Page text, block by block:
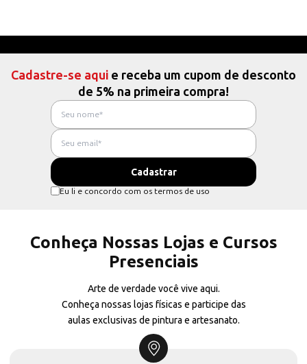
Cadastre-se aqui e receba um cupom de desconto
de 5% na primeira compra!
Eu li e concordo com os termos de uso
Conheça Nossas Lojas e Cursos
Presenciais
Arte de verdade você vive aqui.
Conheça nossas lojas físicas e participe das
aulas exclusivas de pintura e artesanato.